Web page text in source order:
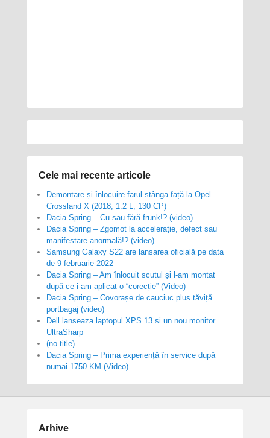
Cele mai recente articole
Demontare și înlocuire farul stânga față la Opel
Crossland X (2018, 1.2 L, 130 CP)
Dacia Spring – Cu sau fără frunk!? (video)
Dacia Spring – Zgomot la accelerație, defect sau
manifestare anormală!? (video)
Samsung Galaxy S22 are lansarea oficială pe data
de 9 februarie 2022
Dacia Spring – Am înlocuit scutul și l-am montat
după ce i-am aplicat o “corecție” (Video)
Dacia Spring – Covorașe de cauciuc plus tăviță
portbagaj (video)
Dell lanseaza laptopul XPS 13 si un nou monitor
UltraSharp
(no title)
Dacia Spring – Prima experiență în service după
numai 1750 KM (Video)
Arhive